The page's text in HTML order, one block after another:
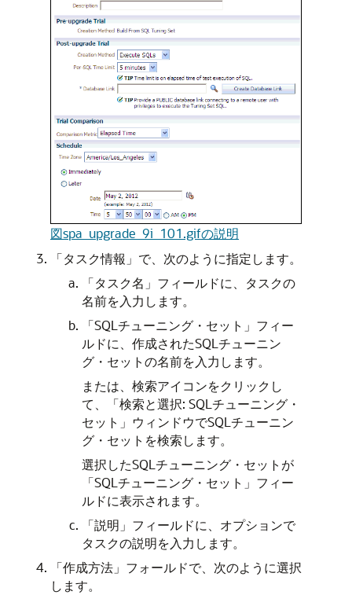
図spa_upgrade_9i_101.gifの説明
「タスク情報」で、次のように指定します。
「タスク名」フィールドに、タスクの
名前を入力します。
「SQLチューニング・セット」フィー
ルドに、作成されたSQLチューニン
グ・セットの名前を入力します。
または、検索アイコンをクリックし
て、「検索と選択: SQLチューニング・
セット」ウィンドウでSQLチューニン
グ・セットを検索します。
選択したSQLチューニング・セットが
「SQLチューニング・セット」フィー
ルドに表示されます。
「説明」フィールドに、オプションで
タスクの説明を入力します。
「作成方法」フォールドで、次のように選択
します。